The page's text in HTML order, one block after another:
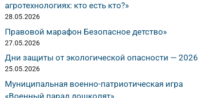
агротехнологиях: кто есть кто?»
28.05.2026
Правовой марафон Безопасное детство»
27.05.2026
Дни защиты от экологической опасности — 2026
25.05.2026
Муниципальная военно-патриотическая игра
«Военный парад дошколят»